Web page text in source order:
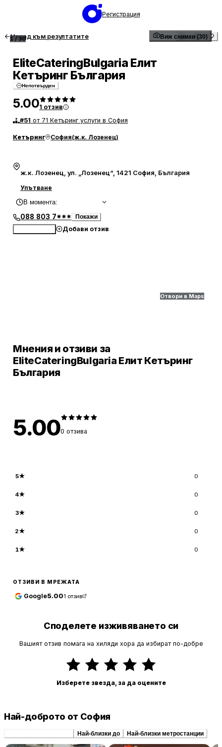
Регистрация
Назад към резултатите
1/30 Виж снимки (30)
EliteCateringBulgaria Елит
Кетъринг България
Непотвърден
5.001 отзив
#51 от 71 Кетъринг услуги в София
Кетъринг София(ж.к. Лозенец)
ж.к. Лозенец, ул. „Лозенец“, 1421 София, България
Упътване
В момента:
088 803 7*** Покажи
Добави отзив
Отвори в Maps
Мнения и отзиви за
EliteCateringBulgaria Елит Кетъринг
България
5.000 отзива
5★ 0
4★ 0
3★ 0
2★ 0
1★ 0
ОТЗИВИ В МРЕЖАТА
Google5.001 отзив
Споделете изживяването си
Вашият отзив помага на хиляди хора да избират по-добре
Изберете звезда, за да оцените
Най-доброто от София
Най-близки до Най-близки метростанции